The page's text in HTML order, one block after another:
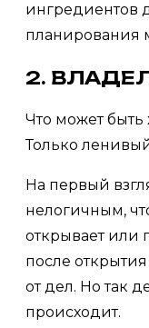
ингредиентов
планирования
2.
Что может быть
Только
На первый
нелогичным,
открывает или
после
от дел. Но так
происходит.